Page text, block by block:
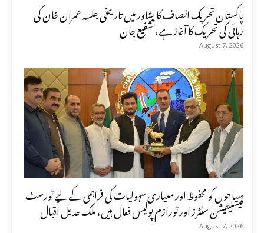
پاکستان تحریک انصاف کا پشاور میں تاریخی جلسہ عمران خان کی
رہائی کی تحریک کا آغاز ہے، شفیع جان
August 7, 2026
سیاحوں کو محفوظ اور معیاری سہولیات کی فراہمی کے لیے ٹورسٹ
فیسلیٹیشن سنٹرز اور ٹورازم پولیس فعال ہیں، ملک عدیل اقبال
August 7, 2026